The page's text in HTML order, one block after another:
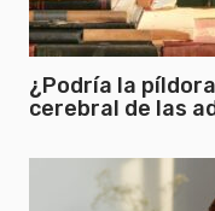
¿Podría la
cerebral de las